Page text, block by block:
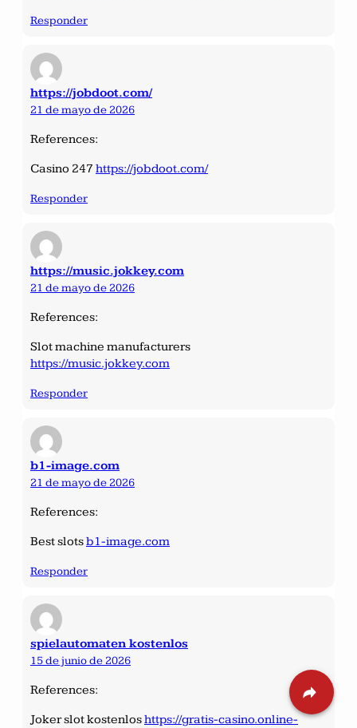
Responder
https://jobdoot.com/
21 de mayo de 2026
References:
Casino 247 https://jobdoot.com/
Responder
https://music.jokkey.com
21 de mayo de 2026
References:
Slot machine manufacturers
https://music.jokkey.com
Responder
b1-image.com
21 de mayo de 2026
References:
Best slotsb1-image.com
Responder
spielautomaten kostenlos
15 de junio de 2026
References:
Joker slot kostenloshttps://gratis-casino.online-